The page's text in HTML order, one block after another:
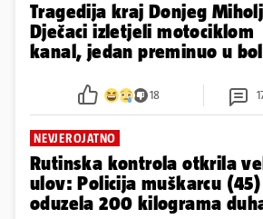
Tragedija kraj Donjeg
Dječaci izletjeli motociklom
kanal, jedan preminuo u
18
NEVJEROJATNO
Rutinska kontrola otkrila
ulov: Policija muškarcu (45)
oduzela 200 kilograma